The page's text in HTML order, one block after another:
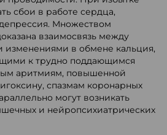
сбои в работе сердца,
Множеством
взаимосвязь между
изменениями в обмене кальция,
к трудно поддающимся
аритмиям, повышенной
спазмам коронарных
могут возникать
и нейропсихиатрических